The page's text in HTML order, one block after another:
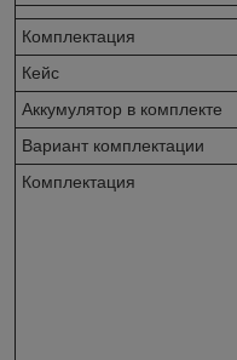
Комплектация
Кейс
Аккумулятор в комплекте
Вариант комплектации
Комплектация